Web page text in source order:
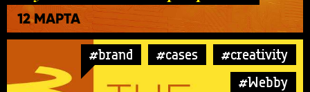
12 МАРТА
#brand #cases
#creativity
#Webby